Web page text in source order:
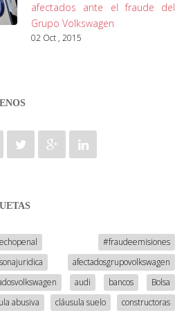
afectados ante el fraude del
Grupo Volkswagen
02 Oct , 2015
#fraudeemisiones
afectadosgrupovolkswagen
audi bancos
Bolsa
abusiva
cláusula suelo
constructoras